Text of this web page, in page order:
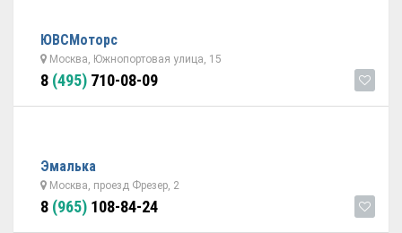
ЮВСМоторс
Москва, Южнопортовая улица, 15
8 (495) 710-08-09
Эмалька
Москва, проезд Фрезер, 2
8 (965) 108-84-24